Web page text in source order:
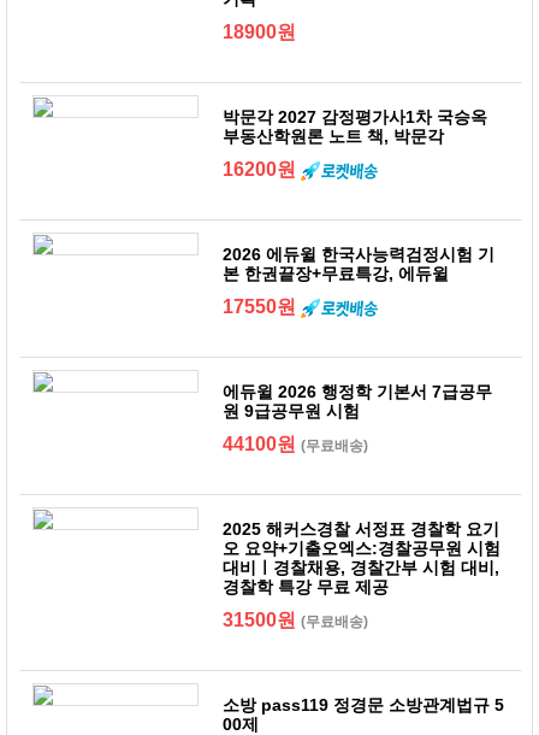
18900원
박문각 2027 감정평가사1차 국승옥
부동산학원론 노트 책, 박문각
16200원
2026 에듀윌 한국사능력검정시험 기
본 한권끝장+무료특강, 에듀윌
17550원
에듀윌 2026 행정학 기본서 7급공무
원 9급공무원 시험
44100원(무료배송)
2025 해커스경찰 서정표 경찰학 요기
오 요약+기출오엑스:경찰공무원 시험
대비ㅣ경찰채용, 경찰간부 시험 대비,
경찰학 특강 무료 제공
31500원(무료배송)
소방 pass119 정경문 소방관계법규 5
00제